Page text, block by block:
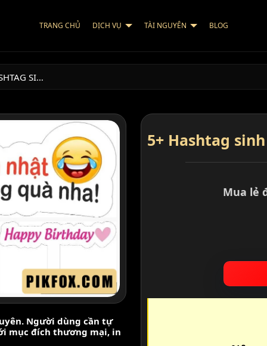
TRANG CHỦ DỊCH VỤ TÀI NGUYÊN BLOG
SI…
Người dùng cần tự
mục đích thương mại, in
5+ Hashtag
Mua lẻ